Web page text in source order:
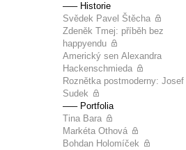
––– Historie
Svědek Pavel Štěcha
Zdeněk Tmej: příběh bez
happyendu
Americký sen Alexandra
Hackenschmieda
Roznětka postmoderny: Josef
Sudek
––– Portfolia
Tina Bara
Markéta Othová
Bohdan Holomíček